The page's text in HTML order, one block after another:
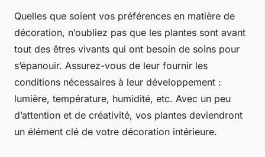
Quelles que soient vos préférences en matière de
décoration, n’oubliez pas que les plantes sont avant
tout des êtres vivants qui ont besoin de soins pour
s’épanouir. Assurez-vous de leur fournir les
conditions nécessaires à leur développement :
lumière, température, humidité, etc. Avec un peu
d’attention et de créativité, vos plantes deviendront
un élément clé de votre décoration intérieure.